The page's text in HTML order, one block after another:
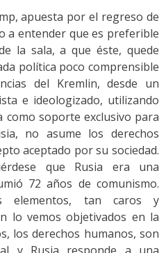
apuesta por el regreso de
a entender que es preferible
la sala, a que éste, quede
política poco comprensible
del Kremlin, desde un
e ideologizado, utilizando
como soporte exclusivo para
no asume los derechos
aceptado por su sociedad.
que Rusia era una
72 años de comunismo.
elementos, tan caros y
lo vemos objetivados en la
los derechos humanos, son